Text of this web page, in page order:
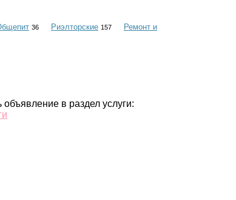
36 Риэлторские 157
Ремонт и
объявление в раздел услуги: